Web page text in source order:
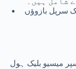
سرپل بازوؤں
میسیو بلیک ہول